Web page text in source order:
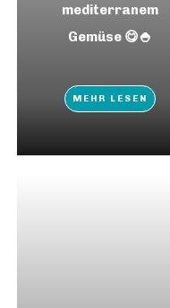
mediterranem
Gemüse 😋🍚
MEHR LESEN